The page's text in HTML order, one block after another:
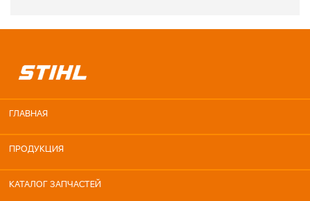
ГЛАВНАЯ
ПРОДУКЦИЯ
КАТАЛОГ ЗАПЧАСТЕЙ